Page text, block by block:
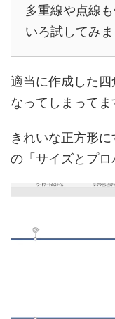
多重線や点線
いろ試してみま
適当に作成した
なってしまってま
きれいな正方形
の「サイズとプロ